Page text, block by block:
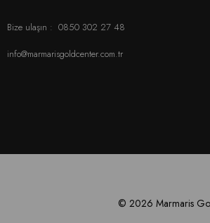
Bize ulaşın : 0850 302 27 48
info@marmarisgoldcenter.com.tr
© 2026 Marmaris